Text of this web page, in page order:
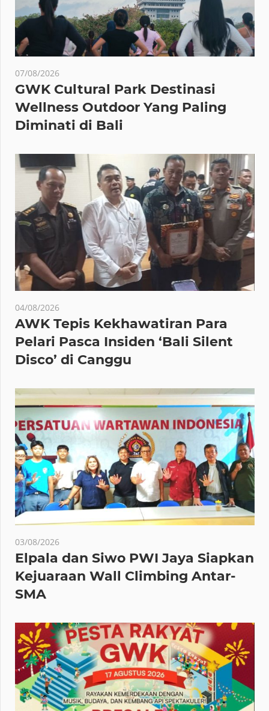
07/08/2026
GWK Cultural Park Destinasi
Wellness Outdoor Yang Paling
Diminati di Bali
04/08/2026
AWK Tepis Kekhawatiran Para
Pelari Pasca Insiden ‘Bali Silent
Disco’ di Canggu
03/08/2026
Elpala dan Siwo PWI Jaya Siapkan
Kejuaraan Wall Climbing Antar-
SMA